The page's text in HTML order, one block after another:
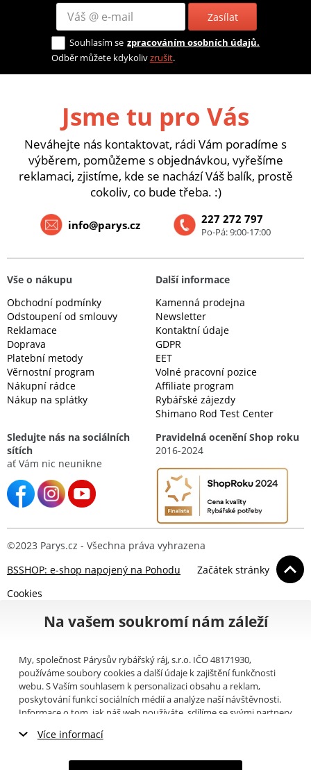
Zasílat
Souhlasím se zpracováním osobních údajů.
Odběr můžete kdykolivzrušit.
Jsme tu pro Vás
Neváhejte nás kontaktovat, rádi Vám poradíme s
výběrem, pomůžeme s objednávkou, vyřešíme
reklamaci, zjistíme, kde se nachází Váš balík, prostě
cokoliv, co bude třeba. :)
227 272 797
Po-Pá: 9:00-17:00
info@parys.cz
Vše o nákupu
Obchodní podmínky
Odstoupení od smlouvy
Reklamace
Doprava
Platební metody
Věrnostní program
Nákupní rádce
Nákup na splátky
Další informace
Kamenná prodejna
Newsletter
Kontaktní údaje
GDPR
EET
Volné pracovní pozice
Affiliate program
Rybářské zájezdy
Shimano Rod Test Center
Sledujte nás na sociálních
sítích
ať Vám nic neunikne
Pravidelná ocenění Shop roku
2016-2024
©2023 Parys.cz - Všechna práva vyhrazena
BSSHOP: e-shop napojený na Pohodu
Začátek stránky
Cookies
Na vašem soukromí nám záleží
My, společnost Párysův rybářský ráj, s.r.o. IČO 48171930,
používáme soubory cookies a další údaje k zajištění funkčnosti
webu. S Vaším souhlasem k personalizaci obsahu a reklam,
poskytování funkcí sociálních médií a analýze naší návštěvnosti.
Informace o tom, jak náš web používáte, sdílíme se svými partnery
můžete přečíst, jak tyto informace Google používá. Partneři tyto
poskytli nebo které získali v důsledku toho, že používáte jejich
Více informací
Nezbytné cookies